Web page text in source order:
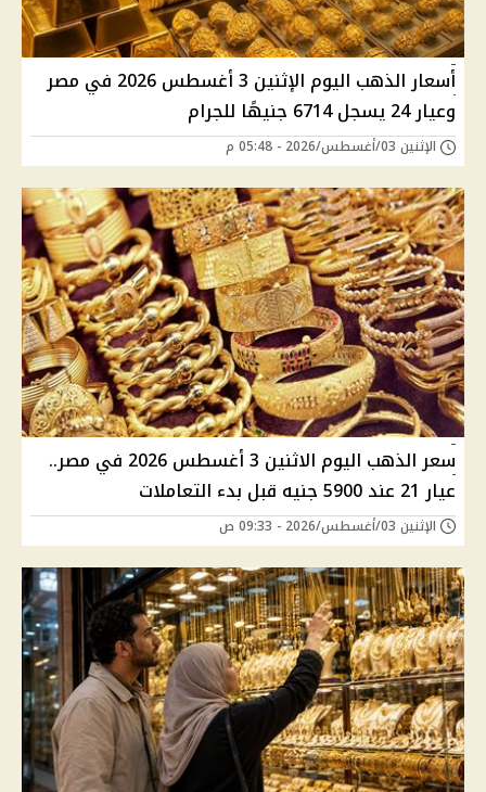
أسعار الذهب اليوم الإثنين 3 أغسطس 2026 في مصر
وعيار 24 يسجل 6714 جنيهًا للجرام
الإثنين 03/أغسطس/2026 - 05:48 م
سعر الذهب اليوم الاثنين 3 أغسطس 2026 في مصر..
عيار 21 عند 5900 جنيه قبل بدء التعاملات
الإثنين 03/أغسطس/2026 - 09:33 ص